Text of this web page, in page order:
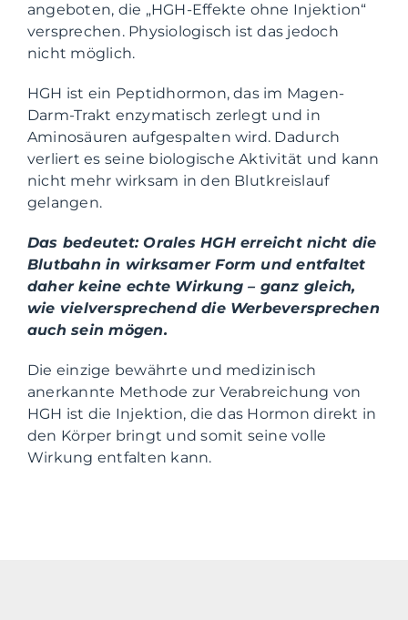
angeboten, die „HGH-Effekte ohne Injektion“
versprechen. Physiologisch ist das jedoch
nicht möglich.
HGH ist ein Peptidhormon, das im Magen-
Darm-Trakt enzymatisch zerlegt und in
Aminosäuren aufgespalten wird. Dadurch
verliert es seine biologische Aktivität und kann
nicht mehr wirksam in den Blutkreislauf
gelangen.
Das bedeutet: Orales HGH erreicht nicht die
Blutbahn in wirksamer Form und entfaltet
daher keine echte Wirkung – ganz gleich,
wie vielversprechend die Werbeversprechen
auch sein mögen.
Die einzige bewährte und medizinisch
anerkannte Methode zur Verabreichung von
HGH ist die Injektion, die das Hormon direkt in
den Körper bringt und somit seine volle
Wirkung entfalten kann.